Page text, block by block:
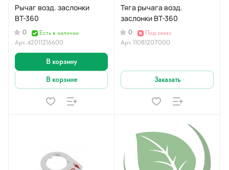
Рычаг возд. заслонки
ВТ-360
0
Есть в наличии
Арт.42011216600
В корзину
В корзине
Тяга рычага возд.
заслонки BT-360
0
Под заказ
Арт.11081207000
Заказать